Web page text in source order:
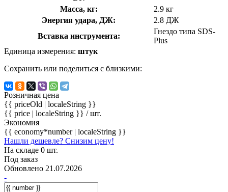
Масса, кг:
2.9 кг
Энергия удара, ДЖ:
2.8 ДЖ
Вставка инструмента:
Гнездо типа SDS-
Plus
Единица измерения: штук
Сохранить или поделиться с близкими:
Розничная цена
{{ priceOld | localeString }}
{{ price | localeString }} / шт.
Экономия
{{ economy*number | localeString }}
Нашли дешевле? Снизим цену!
На складе 0 шт.
Под заказ
Обновлено 21.07.2026
-